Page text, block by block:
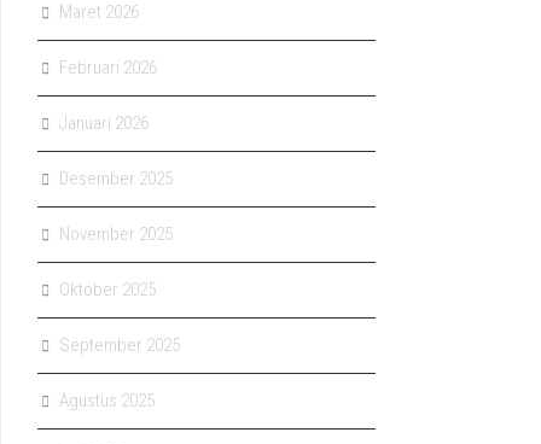
Maret 2026
Februari 2026
Januari 2026
Desember 2025
November 2025
Oktober 2025
September 2025
Agustus 2025